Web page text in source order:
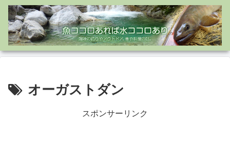
オーガストダン
スポンサーリンク